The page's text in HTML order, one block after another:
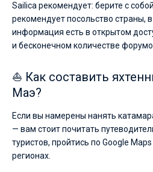
Sailica рекомендует: берите с
рекомендует посольство страны,
информация есть в открытом
и бесконечном количестве
⛵ Как составить
Маэ?
Если вы намерены нанять
— вам стоит почитать
туристов, пройтись по Google
регионах.